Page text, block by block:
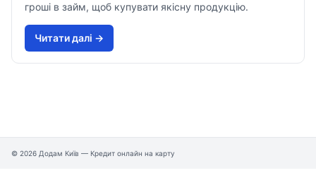
гроші в займ, щоб купувати якісну продукцію.
Читати далi →
© 2026 Додам Київ — Кредит онлайн на карту